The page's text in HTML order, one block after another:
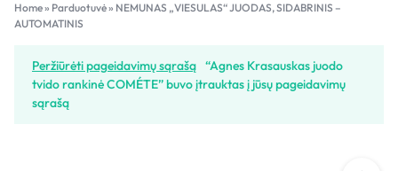
Home» Parduotuvė» NEMUNAS „VIESULAS“ JUODAS, SIDABRINIS –
AUTOMATINIS
Peržiūrėti pageidavimų sąrašą “Agnes Krasauskas juodo
tvido rankinė COMÉTE” buvo įtrauktas į jūsų pageidavimų
sąrašą